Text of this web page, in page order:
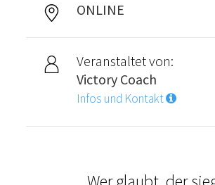
ONLINE
Veranstaltet von:
Victory Coach
Infos und Kontakt